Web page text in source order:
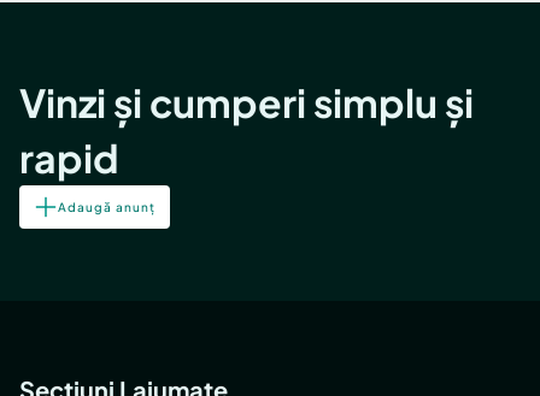
Vinzi și cumperi simplu și
rapid
Adaugă anunț
Secțiuni Lajumate